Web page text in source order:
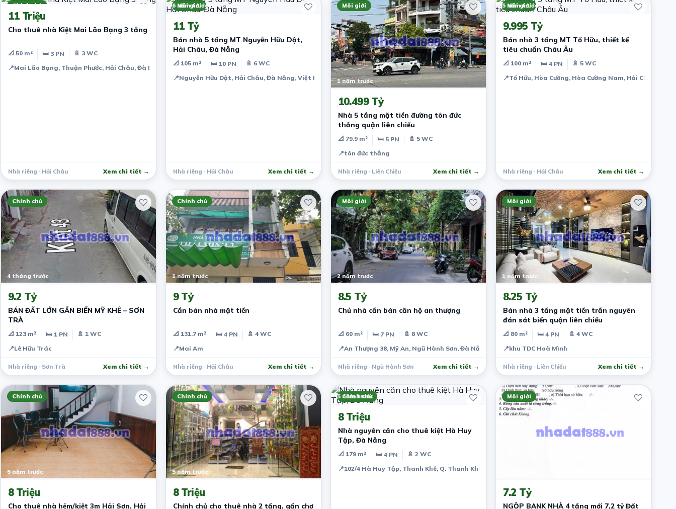
Chính chủ
11 Triệu
Cho thuê nhà Kiệt Mai Lão Bạng 3 tầng
📐 50 m² 🛏 3 PN
🚿 3 WC
📍Mai Lão Bạng, Thuận Phước, Hải Châu, Đà Nẵng, Việt Nam
Nhà riêng · Hải Châu Xem chi tiết →
Môi giới
6 năm trước
11 Tỷ
Bán nhà 5 tầng MT Nguyễn Hữu Dật,
Hải Châu, Đà Nẵng
📐 105 m² 🛏 10 PN
🚿 6 WC
📍Nguyễn Hữu Dật, Hải Châu, Đà Nẵng, Việt Nam
Nhà riêng · Hải Châu Xem chi tiết →
Môi giới
1 năm trước
10.499 Tỷ
Nhà 5 tầng mặt tiền đường tôn đức
thắng quận liên chiểu
📐 79.9 m² 🛏 5 PN
🚿 5 WC
📍tôn đức thắng
Nhà riêng · Liên Chiểu Xem chi tiết →
Môi giới
5 năm trước
9.995 Tỷ
Bán nhà 3 tầng MT Tố Hữu, thiết kế
tiêu chuẩn Châu Âu
📐 100 m² 🛏 4 PN
🚿 5 WC
📍Tố Hữu, Hòa Cường, Hòa Cường Nam, Hải Châu, Đà
Nhà riêng · Hải Châu Xem chi tiết →
Chính chủ
4 tháng trước
9.2 Tỷ
BÁN ĐẤT LỚN GẦN BIỂN MỸ KHÊ – SƠN
TRÀ
📐 123 m² 🛏 1 PN
🚿 1 WC
📍Lê Hữu Trác
Nhà riêng · Sơn Trà Xem chi tiết →
Chính chủ
1 năm trước
9 Tỷ
Cần bán nhà mặt tiền
📐 131.7 m² 🛏 4 PN
🚿 4 WC
📍Mai Am
Nhà riêng · Hải Châu Xem chi tiết →
Môi giới
2 năm trước
8.5 Tỷ
Chủ nhà cần bán căn hộ an thượng
📐 60 m² 🛏 7 PN
🚿 8 WC
📍An Thượng 38, Mỹ An, Ngũ Hành Sơn, Đà Nẵng, Việt Nam
Nhà riêng · Ngũ Hành Sơn Xem chi tiết →
Môi giới
1 năm trước
8.25 Tỷ
Bán nhà 3 tầng mặt tiền trần nguyên
đán sát biển quận liên chiểu
📐 80 m² 🛏 4 PN
🚿 4 WC
📍khu TDC Hoà Mình
Nhà riêng · Liên Chiểu Xem chi tiết →
Chính chủ
5 năm trước
8 Triệu
Cho thuê nhà hẻm/kiệt 3m Hải Sơn, Hải
Chính chủ
5 năm trước
8 Triệu
Chính chủ cho thuê nhà 2 tầng, gần chợ
Chính chủ
5 năm trước
8 Triệu
Nhà nguyên căn cho thuê kiệt Hà Huy
Tập, Đà Nẵng
📐 179 m² 🛏 4 PN
🚿 2 WC
📍102/4 Hà Huy Tập, Thanh Khê, Q. Thanh Khê, Đà Nẵng, Việt Nam
Môi giới
7.2 Tỷ
NGỘP BANK NHÀ 4 tầng mới 7,2 tỷ Đất